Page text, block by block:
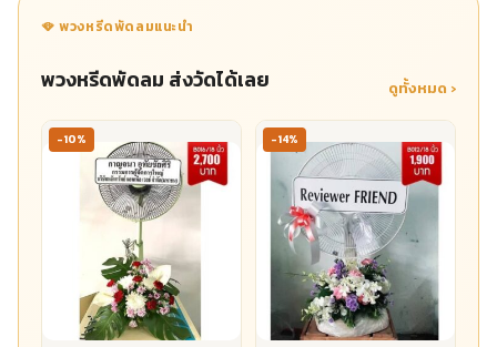
🪭 พวงหรีดพัดลมแนะนำ
พวงหรีดพัดลม ส่งวัดได้เลย ดูทั้งหมด ›
-10% -14%